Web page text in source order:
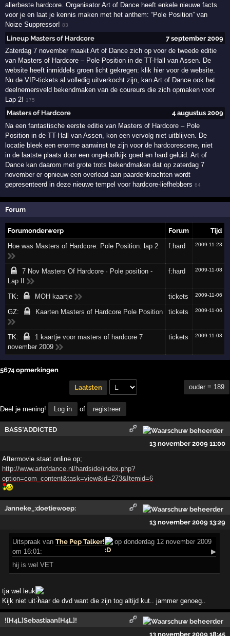
allerbeste hardcore. Organisator Art of Dance heeft enkele nieuwe facts
voor je en laat je kennis maken met het anthem: “Pole Position” van
Noize Suppressor!83
Lineup Masters of Hardcore
7 september 2009
Zaterdag 7 november maakt Art of Dance zich op voor de tweede editie
van Masters of Hardcore – Pole Position in de TT-Hall van Assen. De
website heeft inmiddels groen licht gekregen: klik hier voor de website.
Nu de VIP-tickets al volledig uitverkocht zijn, kan Art of Dance ook het
deelnemersveld bekendmaken van de coureurs die zich opmaken voor
Lap 2! 175
Masters of Hardcore
4 augustus 2009
Na een fantastische eerste editie van Masters of Hardcore – Pole
Position in de TT-Hall van Assen, kon een vervolg niet uitblijven. De
locatie bleek een enorme aanwinst te zijn voor de hardcorescene, niet
in de laatste plaats door een ongeloofkijk goed en hard geluid. Art of
Dance kan daarom met grote trots bekendmaken dat op zaterdag 7
november er opnieuw een overload aan paardenkrachten wordt
gepresenteerd in deze nieuwe tempel voor hardcore-liefhebbers84
Forum
Forumonderwerp Forum
Tijd
Hoe was Masters of Hardcore: Pole Position: lap 2
f:hard 2009-11-23
7 Nov Masters Of Hardcore · Pole position -
Lap II
f:hard 2009-11-08
TK: MOH kaartje tickets 2009-11-06
GZ: Kaarten Masters of Hardcore Pole Position tickets 2009-11-06
TK:
1 kaartje voor masters of hardcore 7
november 2009
tickets 2009-11-03
5674 opmerkingen
Laatsten ouder ≡ 189
Deel je mening! Log in of registreer
BASS*ADDICTED
13 november 2009 11:00
Aftermovie staat online op;
http://www.artofdance.nl/hardside/index.php?
option=com_content&task=view&id=273&Itemid=6
Janneke_:doetiewoep:
13 november 2009 13:29
Uitspraak vanThe Pep Talker!
op donderdag 12 november 2009
om 16:01:
▶
hij is wel VET
tja wel leuk
Kijk niet uit naar de dvd want die zijn tog altijd kut.. jammer genoeg..
![H4L]Sebastiaan[H4L]!
13 november 2009 18:45